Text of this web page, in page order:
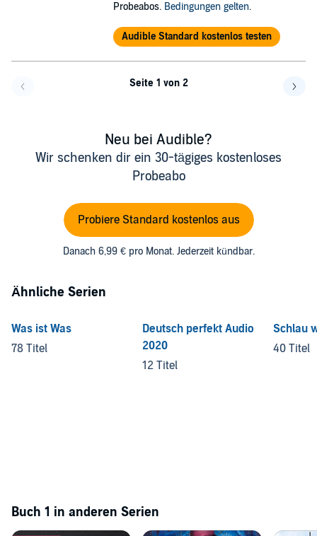
Probeabos. Bedingungen gelten.
Audible Standard kostenlos testen
Seite 1 von 2
Neu bei Audible?
Wir schenken dir ein 30-tägiges kostenloses
Probeabo
Probiere Standard kostenlos aus
Danach 6,99 € pro Monat. Jederzeit kündbar.
Ähnliche Serien
Was ist Was
78 Titel
Deutsch perfekt Audio
2020
12 Titel
Schlau
40 Titel
Buch 1 in anderen Serien